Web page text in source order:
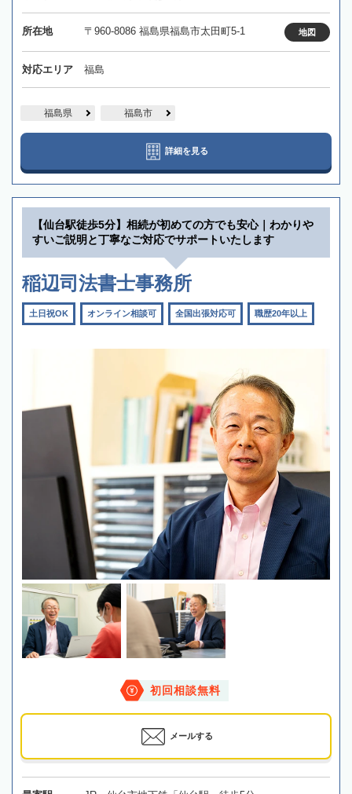
所在地 〒960-8086 福島県福島市太田町5-1 地図
対応エリア 福島
福島県 福島市
詳細を見る
【仙台駅徒歩5分】相続が初めての方でも安心｜わかりや
すいご説明と丁寧なご対応でサポートいたします
稲辺司法書士事務所
土日祝OK オンライン相談可 全国出張対応可 職歴20年以上
初回相談無料
メールする